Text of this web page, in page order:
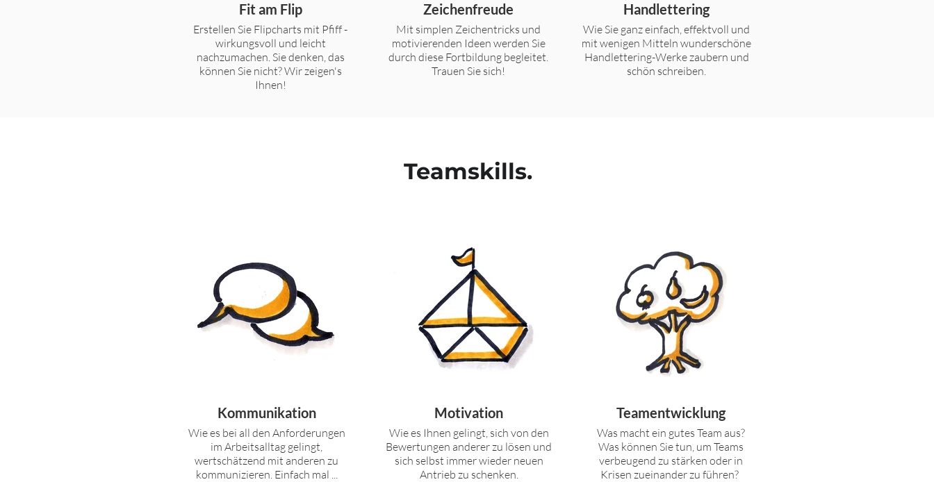
Fit am Flip
Erstellen Sie Flipcharts mit Pfiff -
wirkungsvoll und leicht
nachzumachen. Sie denken, das
können Sie nicht? Wir zeigen's
Ihnen!
Zeichenfreude
Mit simplen Zeichentricks und
motivierenden Ideen werden Sie
durch diese Fortbildung begleitet.
Trauen Sie sich!
Handlettering
Wie Sie ganz einfach, effektvoll und
mit wenigen Mitteln wunderschöne
Handlettering-Werke zaubern und
schön schreiben.
Teamskills.
Kommunikation
Wie es bei all den Anforderungen
im Arbeitsalltag gelingt,
wertschätzend mit anderen zu
kommunizieren. Einfach mal ...
Motivation
Wie es Ihnen gelingt, sich von den
Bewertungen anderer zu lösen und
sich selbst immer wieder neuen
Antrieb zu schenken.
Teamentwicklung
Was macht ein gutes Team aus?
Was können Sie tun, um Teams
verbeugend zu stärken oder in
Krisen zueinander zu führen?